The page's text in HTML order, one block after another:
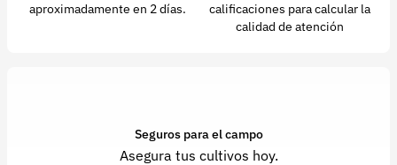
aproximadamente en 2 días.
calificaciones para calcular la
calidad de atención
Seguros para el campo
Asegura tus cultivos hoy.